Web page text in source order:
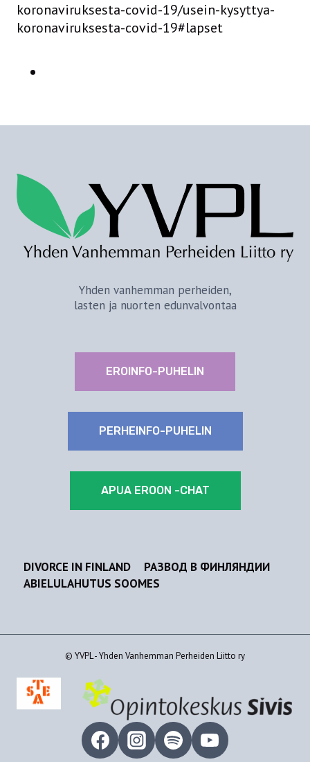
koronaviruksesta-covid-19/usein-kysyttya-
koronaviruksesta-covid-19#lapset
Yhden vanhemman perheiden,
lasten ja nuorten edunvalvontaa
EROINFO-PUHELIN
PERHEINFO-PUHELIN
APUA EROON -CHAT
DIVORCE IN FINLAND
РАЗВОД В ФИНЛЯНДИИ
ABIELULAHUTUS SOOMES
© YVPL - Yhden Vanhemman Perheiden Liitto ry